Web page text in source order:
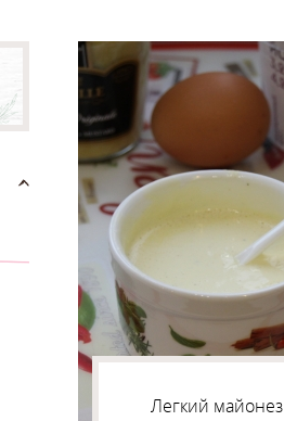
Легкий майонез